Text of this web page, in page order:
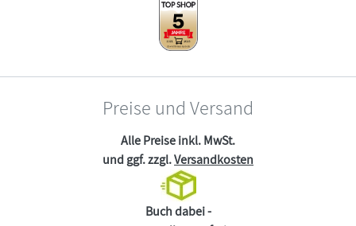
Preise und Versand
Alle Preise inkl. MwSt.
und ggf. zzgl.Versandkosten
Buch dabei -